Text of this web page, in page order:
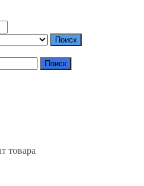
Поиск
Поиск
товара